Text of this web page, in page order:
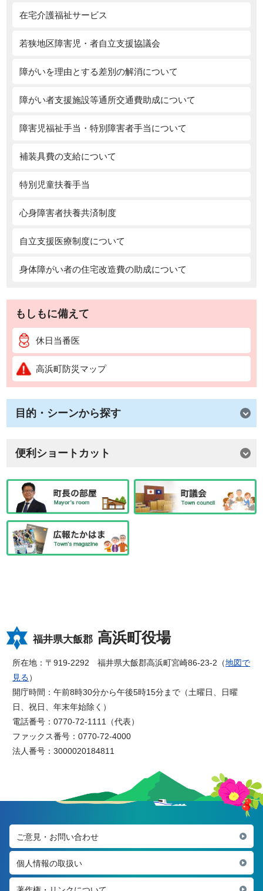
在宅介護福祉サービス
若狭地区障害児・者自立支援協議会
障がいを理由とする差別の解消について
障がい者支援施設等通所交通費助成について
障害児福祉手当・特別障害者手当について
補装具費の支給について
特別児童扶養手当
心身障害者扶養共済制度
自立支援医療制度について
身体障がい者の住宅改造費の助成について
もしもに備えて
休日当番医
高浜町防災マップ
目的・シーンから探す
便利ショートカット
福井県大飯郡 高浜町役場
所在地：〒919-2292 福井県大飯郡高浜町宮崎86-23-2（地図で
見る）
開庁時間：午前8時30分から午後5時15分まで（土曜日、日曜
日、祝日、年末年始除く）
電話番号：0770-72-1111（代表）
ファックス番号：0770-72-4000
法人番号：3000020184811
ご意見・お問い合わせ
個人情報の取扱い